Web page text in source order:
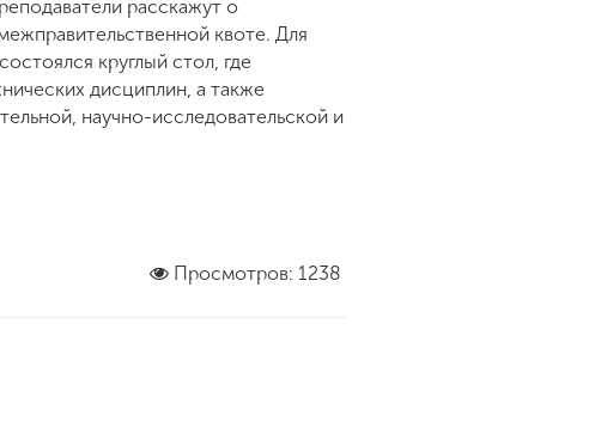
расскажут о
квоте. Для
круглый стол, где
дисциплин, а также
научно-исследовательской и
Просмотров: 1238